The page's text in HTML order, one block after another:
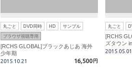
丸ごと DVD同時 HD
サンプル
ブラウザ視聴専用
[RCHS GLOBAL]ブラックあじあ 海外
少年期
2015.10.21
16,500 円
丸ごと
[RCHS
ズタウン
2015.05.01